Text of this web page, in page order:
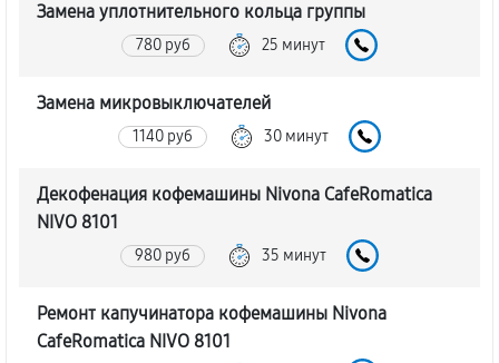
Замена уплотнительного кольца группы
780 руб 25 минут
Замена микровыключателей
1140 руб 30 минут
Декофенация кофемашины Nivona CafeRomatica
NIVO 8101
980 руб 35 минут
Ремонт капучинатора кофемашины Nivona
CafeRomatica NIVO 8101